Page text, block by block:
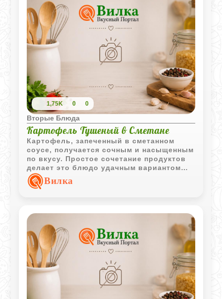
1,75K 0 0
Вторые Блюда
Картофель Тушеный в Сметане
Картофель, запеченный в сметанном
соусе, получается сочным и насыщенным
по вкусу. Простое сочетание продуктов
делает это блюдо удачным вариантом
для семейного обеда или ужина.
Вилка